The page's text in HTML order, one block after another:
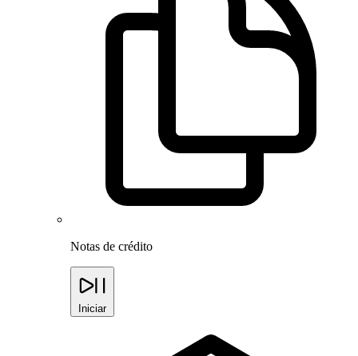
Notas de crédito
Iniciar